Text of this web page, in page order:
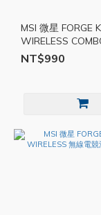
MSI 微星 FORGE
WIRELESS
鍵鼠組 商務鍵盤
MSI1292
NT$990